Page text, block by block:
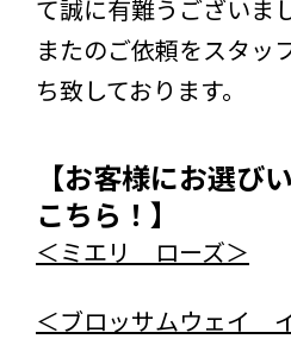
て誠に有難うございま
またのご依頼をスタッ
ち致しております。
【お客様にお選び
こちら！】
＜ミエリ ローズ＞
＜ブロッサムウェイ